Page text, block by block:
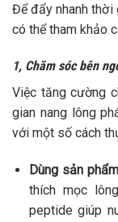
Để đẩy nhanh thời
có thể tham khảo
1, Chăm sóc bên
Việc tăng cường
gian nang lông
với một số cách
Dùng sản
thích mọc
peptide giúp